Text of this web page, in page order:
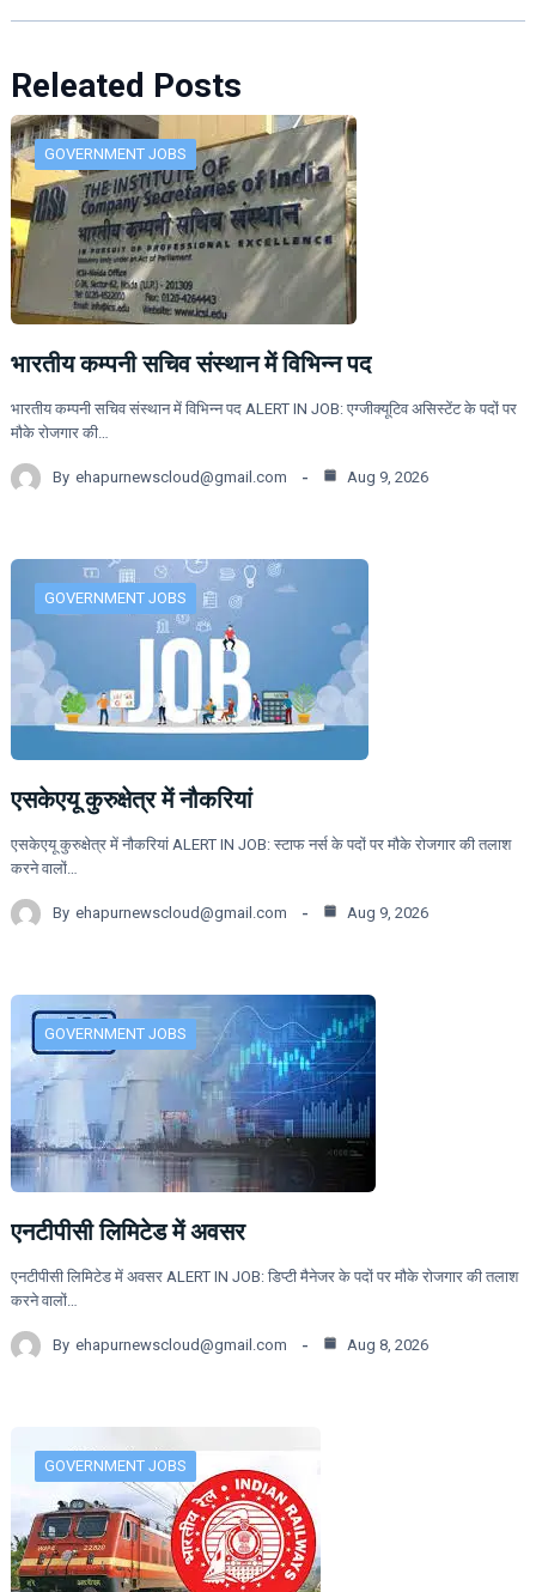
Releated Posts
GOVERNMENT JOBS
भारतीय कम्पनी सचिव संस्थान में विभिन्न पद
भारतीय कम्पनी सचिव संस्थान में विभिन्न पद ALERT IN JOB: एग्जीक्यूटिव असिस्टेंट के पदों पर
मौके रोजगार की…
By ehapurnewscloud@gmail.com Aug 9, 2026
GOVERNMENT JOBS
एसकेएयू कुरुक्षेत्र में नौकरियां
एसकेएयू कुरुक्षेत्र में नौकरियां ALERT IN JOB: स्टाफ नर्स के पदों पर मौके रोजगार की तलाश
करने वालों…
By ehapurnewscloud@gmail.com Aug 9, 2026
GOVERNMENT JOBS
एनटीपीसी लिमिटेड में अवसर
एनटीपीसी लिमिटेड में अवसर ALERT IN JOB: डिप्टी मैनेजर के पदों पर मौके रोजगार की तलाश
करने वालों…
By ehapurnewscloud@gmail.com Aug 8, 2026
GOVERNMENT JOBS